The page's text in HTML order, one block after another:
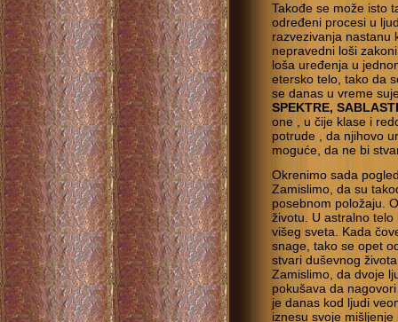
Takođe se može isto
određeni procesi u
razvezivanja nastanu
nepravedni loši
loša uređenja u
etersko telo, tako da
se danas u vreme
SPEKTRE,
one , u čije klase i
potrude , da njihovo
moguće, da ne bi
Okrenimo sada
Zamislimo, da su
posebnom položaju.
životu. U astralno
višeg sveta. Kada
snage, tako se opet
stvari duševnog
Zamislimo, da dvoje
pokušava da
je danas kod ljudi
iznesu svoje